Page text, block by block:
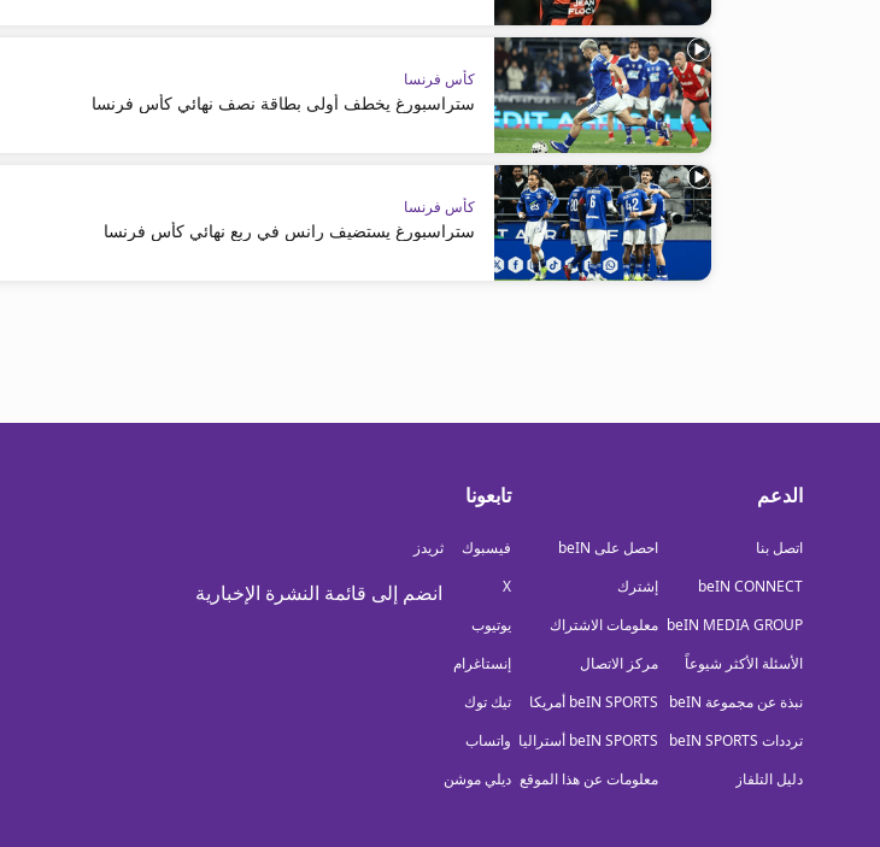
كأس فرنسا
ستراسبورغ يخطف أولى بطاقة نصف نهائي كأس فرنسا
كأس فرنسا
ستراسبورغ يستضيف رانس في ربع نهائي كأس فرنسا
الدعم
اتصل بنا
beIN CONNECT
beIN MEDIA GROUP
الأسئلة الأكثر شيوعاً
نبذة عن مجموعة beIN
ترددات beIN SPORTS
دليل التلفاز
احصل على beIN
إشترك
معلومات الاشتراك
مركز الاتصال
beIN SPORTS أمريكا
beIN SPORTS أستراليا
معلومات عن هذا الموقع
تابعونا
فيسبوك
X
يوتيوب
إنستاغرام
تيك توك
واتساب
ديلي موشن
ثريدز
انضم إلى قائمة النشرة الإخبارية